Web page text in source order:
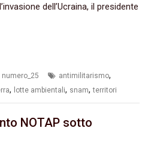
dell’Ucraina, il presidente
numero_25 antimilitarismo,
, lotte ambientali, snam,territori
NOTAP sotto